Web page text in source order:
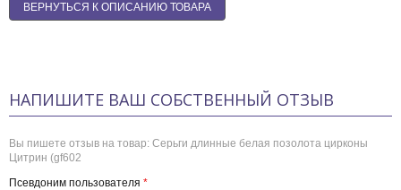
ВЕРНУТЬСЯ К ОПИСАНИЮ ТОВАРА
НАПИШИТЕ ВАШ СОБСТВЕННЫЙ ОТЗЫВ
Вы пишете отзыв на товар: Серьги длинные белая позолота цирконы
Цитрин (gf602
*
Псевдоним пользователя